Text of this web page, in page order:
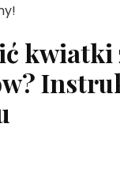
kwiatki